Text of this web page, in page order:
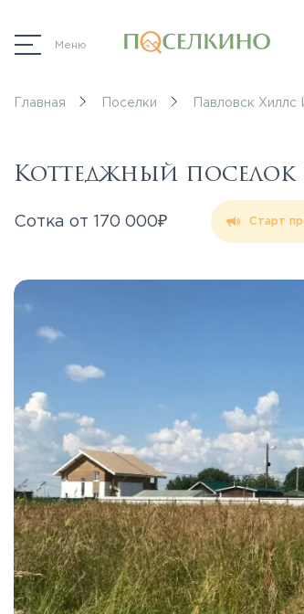
Меню
Главная Поселки Павловск
Коттеджный
Сотка от 170 000₽ Старт